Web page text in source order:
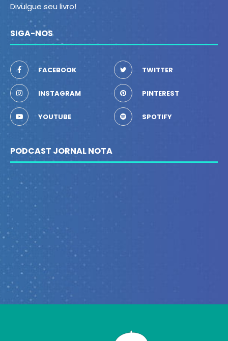
Divulgue seu livro!
SIGA-NOS
FACEBOOK TWITTER
INSTAGRAM PINTEREST
YOUTUBE SPOTIFY
PODCAST JORNAL NOTA